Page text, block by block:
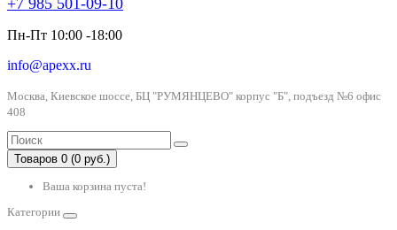
+7 985 501-09-10
Пн-Пт 10:00 -18:00
info@apexx.ru
Москва, Киевское шоссе, БЦ "РУМЯНЦЕВО" корпус "Б", подъезд №6 офис
408
Товаров 0 (0 руб.)
Ваша корзина пуста!
Категории